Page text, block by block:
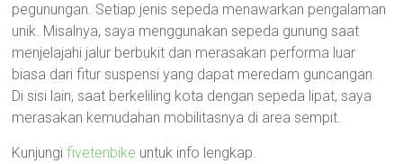
pegunungan. Setiap jenis sepeda menawarkan pengalaman
unik. Misalnya, saya menggunakan sepeda gunung saat
menjelajahi jalur berbukit dan merasakan performa luar
biasa dari fitur suspensi yang dapat meredam guncangan.
Di sisi lain, saat berkeliling kota dengan sepeda lipat, saya
merasakan kemudahan mobilitasnya di area sempit.
Kunjungifivetenbike untuk info lengkap.